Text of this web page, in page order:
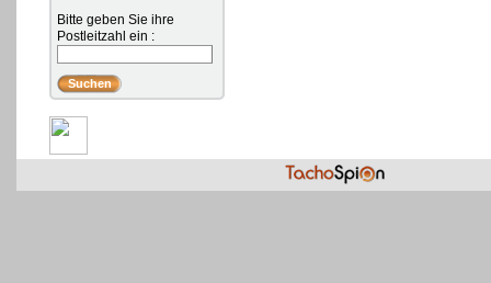
Bitte geben Sie ihre
Postleitzahl ein :